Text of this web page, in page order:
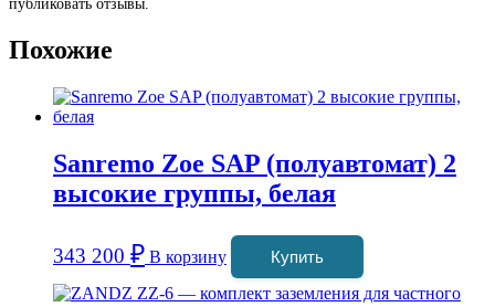
Похожие
Sanremo Zoe SAP (полуавтомат) 2
высокие группы, белая
343 200 ₽ В корзину Купить